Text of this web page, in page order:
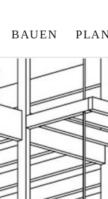
BAUEN